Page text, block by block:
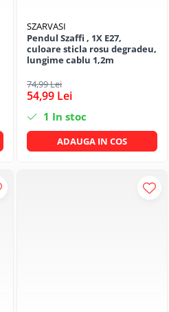
SZARVASI
Pendul Szaffi , 1X E27,
culoare sticla rosu degradeu,
lungime cablu 1,2m
74,99 Lei
54,99 Lei
1 In stoc
ADAUGA IN COS